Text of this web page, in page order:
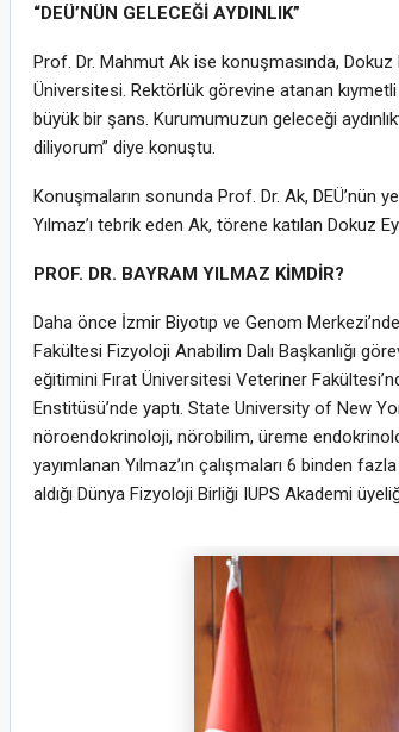
“DEÜ’NÜN GELECEĞİ AYDINLIK”
Prof. Dr. Mahmut Ak ise konuşmasında, Dokuz
Üniversitesi. Rektörlük görevine atanan
büyük bir şans. Kurumumuzun geleceği
diliyorum” diye konuştu.
Konuşmaların sonunda Prof. Dr. Ak, DEÜ’nün
Yılmaz’ı tebrik eden Ak, törene katılan
PROF. DR. BAYRAM YILMAZ KİMDİR?
Daha önce İzmir Biyotıp ve Genom
Fakültesi Fizyoloji Anabilim Dalı Başkanlığı
eğitimini Fırat Üniversitesi Veteriner
Enstitüsü’nde yaptı. State University of New
nöroendokrinoloji, nörobilim, üreme
yayımlanan Yılmaz’ın çalışmaları 6 binden
aldığı Dünya Fizyoloji Birliği IUPS Akademi